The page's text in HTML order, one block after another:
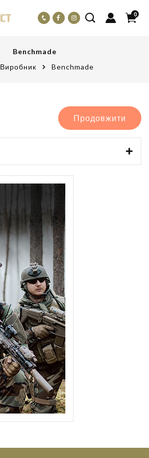
0
Benchmade
Виробник
Benchmade
Продовжити